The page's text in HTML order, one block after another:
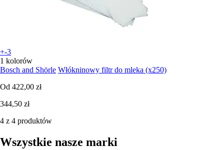
+-3
1 kolorów
Bosch and Shörle Włókninowy filtr do mleka (x250)
Od 422,00 zł
344,50 zł
4 z 4 produktów
Wszystkie nasze marki